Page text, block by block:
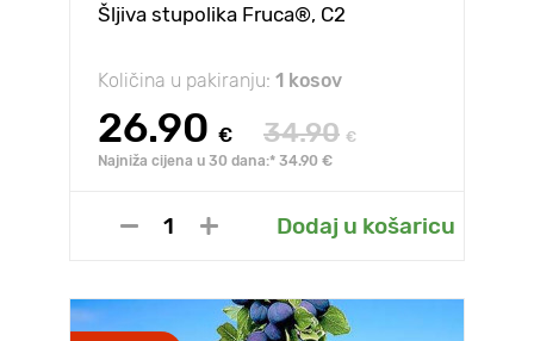
Šljiva stupolika Fruca®, C2
Količina u pakiranju: 1 kosov
26.90 € 34.90 €
Najniža cijena u 30 dana:* 34.90 €
Dodaj u košaricu